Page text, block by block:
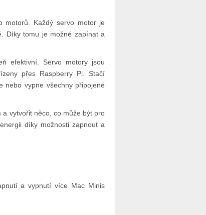
motorů. Každý servo motor je
Díky tomu je možné zapínat a
efektivní. Servo motory jsou
přes Raspberry Pi. Stačí
nebo vypne všechny připojené
a vytvořit něco, co může být pro
díky možnosti zapnout a
a vypnutí více Mac Minis